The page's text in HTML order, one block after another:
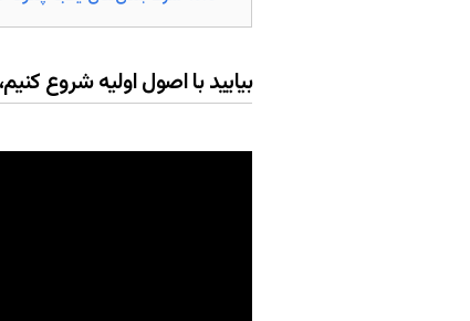
بیایید با اصول اولیه شروع